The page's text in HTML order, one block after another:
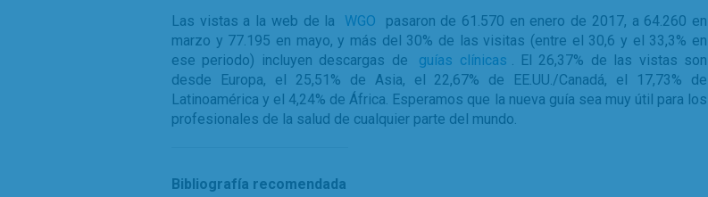
Las vistas a la web de la WGO
pasaron de 61.570 en enero de 2017, a 64.260 en
marzo y 77.195 en mayo, y más del 30% de las visitas (entre el 30,6 y el 33,3% en
ese periodo) incluyen descargas de
guías clínicas . El 26,37% de las vistas son
desde Europa, el 25,51% de Asia, el 22,67% de EE.UU./Canadá, el 17,73% de
Latinoamérica y el 4,24% de África. Esperamos que la nueva guía sea muy útil para los
profesionales de la salud de cualquier parte del mundo.
Bibliografía recomendada